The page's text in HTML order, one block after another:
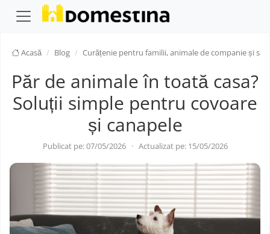
Acasă Blog Curățenie pentru familii, animale de companie și
Păr de animale în toată casa?
Soluții simple pentru covoare
și canapele
Publicat pe: 07/05/2026 · Actualizat pe: 15/05/2026